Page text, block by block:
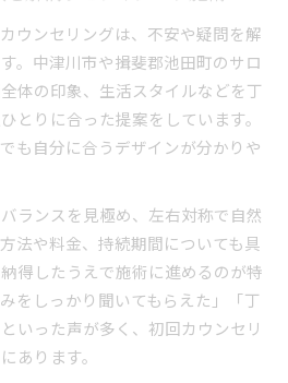
ウンセリングは、不安や疑問を解
。中津川市や揖斐郡池田町のサロ
体の印象、生活スタイルなどを丁
とりに合った提案をしています。
も自分に合うデザインが分かりや
ランスを見極め、左右対称で自然
法や料金、持続期間についても具
得したうえで施術に進めるのが特
をしっかり聞いてもらえた」「丁
いった声が多く、初回カウンセリ
あります。